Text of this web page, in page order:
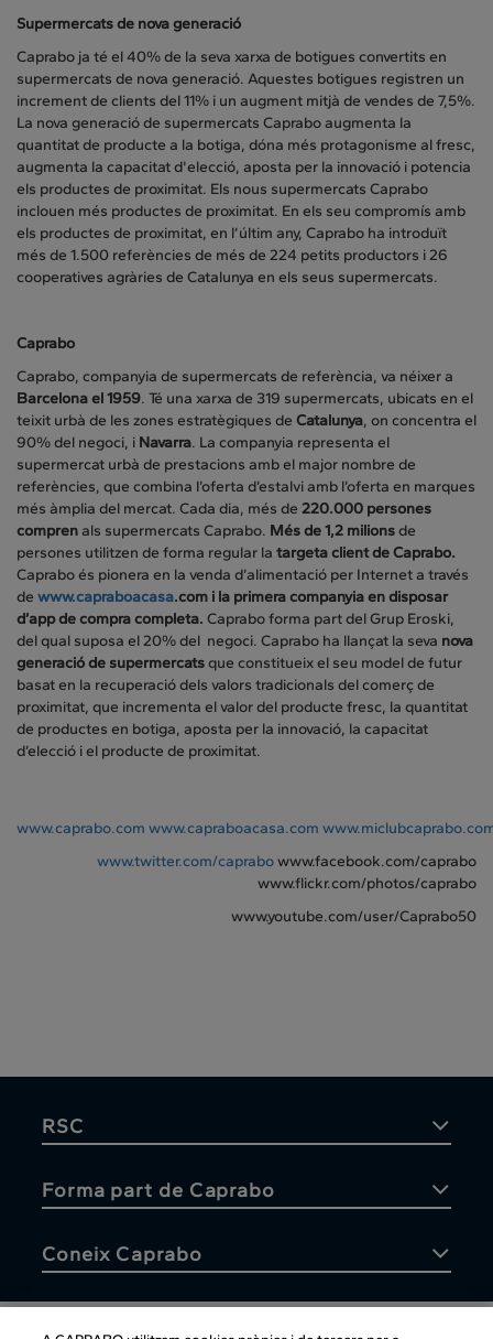
Supermercats de nova generació
Caprabo ja té el 40% de la seva xarxa de botigues convertits en
supermercats de nova generació. Aquestes botigues registren un
increment de clients del 11% i un augment mitjà de vendes de 7,5%.
La nova generació de supermercats Caprabo augmenta la
quantitat de producte a la botiga, dóna més protagonisme al fresc,
augmenta la capacitat d'elecció, aposta per la innovació i potencia
els productes de proximitat. Els nous supermercats Caprabo
inclouen més productes de proximitat. En els seu compromís amb
els productes de proximitat, en l’últim any, Caprabo ha introduït
més de 1.500 referències de més de 224 petits productors i 26
cooperatives agràries de Catalunya en els seus supermercats.
Caprabo
Caprabo, companyia de supermercats de referència, va néixer a
Barcelona el 1959. Té una xarxa de 319 supermercats, ubicats en el
teixit urbà de les zones estratègiques de Catalunya, on concentra el
90% del negoci, i Navarra. La companyia representa el
supermercat urbà de prestacions amb el major nombre de
referències, que combina l’oferta d’estalvi amb l’oferta en marques
més àmplia del mercat. Cada dia, més de 220.000 persones
comprenals supermercats Caprabo. Més de 1,2 milionsde
persones utilitzen de forma regular la targeta client de Caprabo.
Caprabo és pionera en la venda d’alimentació per Internet a través
de www.capraboacasa.com i la primera companyia en disposar
d’app de compra completa. Caprabo forma part del Grup Eroski,
del qual suposa el 20% del negoci. Caprabo ha llançat la seva nova
generació de supermercatsque constitueix el seu model de futur
basat en la recuperació dels valors tradicionals del comerç de
proximitat, que incrementa el valor del producte fresc, la quantitat
de productes en botiga, aposta per la innovació, la capacitat
d’elecció i el producte de proximitat.
www.caprabo.com www.capraboacasa.com
www.twitter.com/caprabowww.facebook.com/caprabo
www.flickr.com/photos/caprabo
www.youtube.com/user/Caprabo50
RSC
Forma part de Caprabo
Coneix Caprabo